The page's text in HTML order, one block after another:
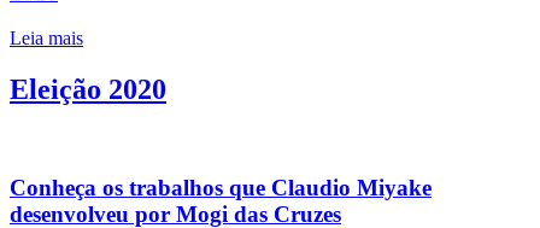
Leia mais
Eleição 2020
Conheça os trabalhos que Claudio Miyake
desenvolveu por Mogi das Cruzes